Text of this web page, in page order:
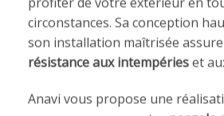
circonstances. Sa conception
son installation maîtrisée
résistance aux intempérieset
sur-mesure pour votrepergola